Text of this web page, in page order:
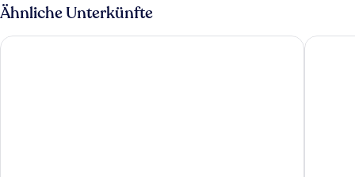
(4
Guests,
Private
WC)
Ähnliche Unterkünfte
Varbergs GK Östra Hotell